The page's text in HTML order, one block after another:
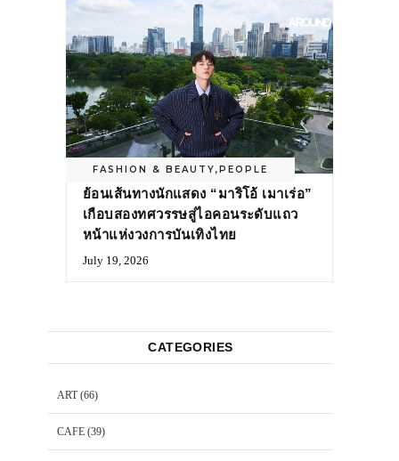
FASHION & BEAUTY,PEOPLE
ย้อนเส้นทางนักแสดง “มาริโอ้ เมาเร่อ”
เกือบสองทศวรรษสู่ไอคอนระดับแถว
หน้าแห่งวงการบันเทิงไทย
July 19, 2026
CATEGORIES
ART(66)
CAFE (39)